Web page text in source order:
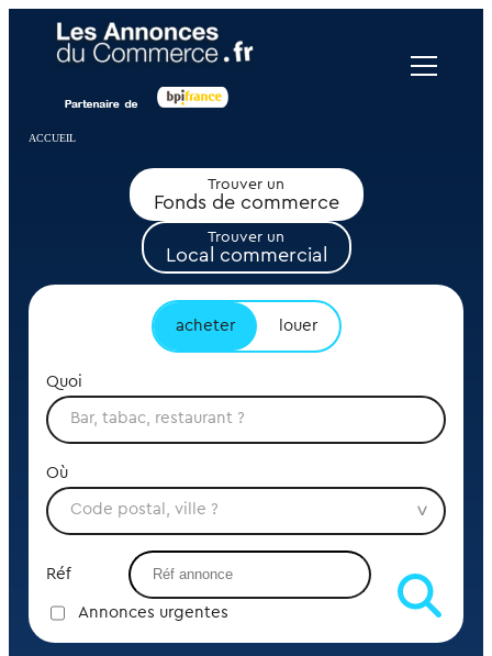
ACCUEIL
Trouver un
Fonds de commerce
Trouver un
Local commercial
acheter louer
Quoi
Où
Réf
Annonces urgentes